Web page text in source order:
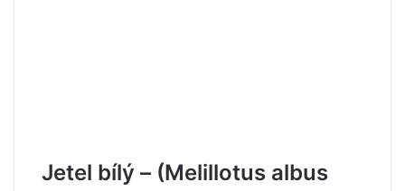
Jetel bílý – (Melillotus albus